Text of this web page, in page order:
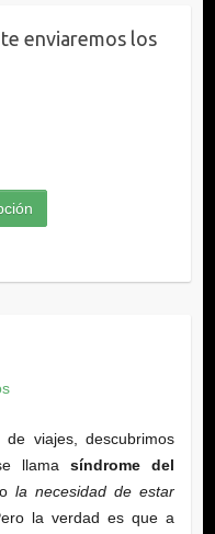
te enviaremos los
viajes, descubrimos
llamasíndrome del
la necesidad de estar
la verdad es que a